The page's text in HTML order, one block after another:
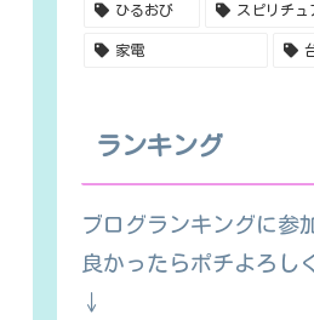
ひるおび スピリチュ
家電
ランキング
ブログランキングに参
良かったらポチよろし
↓